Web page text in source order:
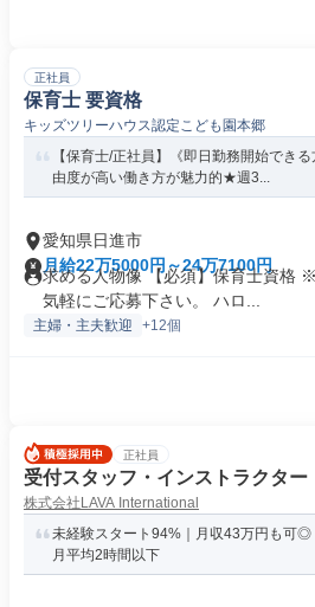
正社員
保育士 要資格
キッズツリーハウス認定こども園本郷
【保育士/正社員】《即日勤務開始でき
由度が高い働き方が魅力的★週3...
愛知県日進市
月給22万5000円～24万7100円
求める人物像 【必須】保育士資格
気軽にご応募下さい。 ハロ...
主婦・主夫歓迎 +12個
正社員
受付スタッフ・インストラクタ
株式会社LAVA International
未経験スタート94%｜月収43万円も可◎
月平均2時間以下